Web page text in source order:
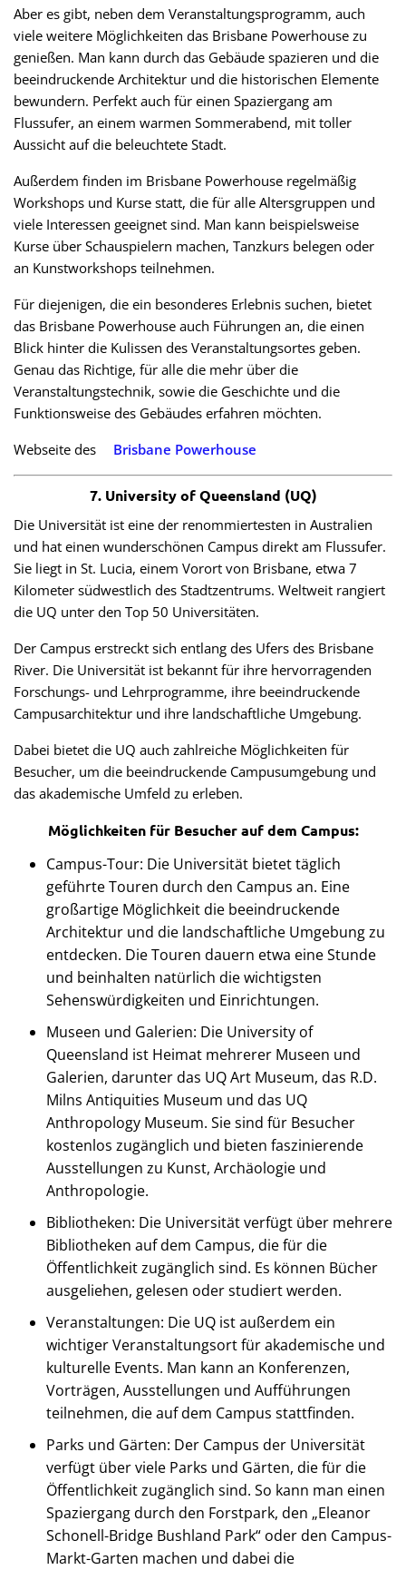
Aber es gibt, neben dem Veranstaltungsprogramm, auch
viele weitere Möglichkeiten das Brisbane Powerhouse zu
genießen. Man kann durch das Gebäude spazieren und die
beeindruckende Architektur und die historischen Elemente
bewundern. Perfekt auch für einen Spaziergang am
Flussufer, an einem warmen Sommerabend, mit toller
Aussicht auf die beleuchtete Stadt.
Außerdem finden im Brisbane Powerhouse regelmäßig
Workshops und Kurse statt, die für alle Altersgruppen und
viele Interessen geeignet sind. Man kann beispielsweise
Kurse über Schauspielern machen, Tanzkurs belegen oder
an Kunstworkshops teilnehmen.
Für diejenigen, die ein besonderes Erlebnis suchen, bietet
das Brisbane Powerhouse auch Führungen an, die einen
Blick hinter die Kulissen des Veranstaltungsortes geben.
Genau das Richtige, für alle die mehr über die
Veranstaltungstechnik, sowie die Geschichte und die
Funktionsweise des Gebäudes erfahren möchten.
Webseite des
Brisbane Powerhouse
7. University of Queensland (UQ)
Die Universität ist eine der renommiertesten in Australien
und hat einen wunderschönen Campus direkt am Flussufer.
Sie liegt in St. Lucia, einem Vorort von Brisbane, etwa 7
Kilometer südwestlich des Stadtzentrums. Weltweit rangiert
die UQ unter den Top 50 Universitäten.
Der Campus erstreckt sich entlang des Ufers des Brisbane
River. Die Universität ist bekannt für ihre hervorragenden
Forschungs- und Lehrprogramme, ihre beeindruckende
Campusarchitektur und ihre landschaftliche Umgebung.
Dabei bietet die UQ auch zahlreiche Möglichkeiten für
Besucher, um die beeindruckende Campusumgebung und
das akademische Umfeld zu erleben.
Möglichkeiten für Besucher auf dem Campus:
Campus-Tour: Die Universität bietet täglich
geführte Touren durch den Campus an. Eine
großartige Möglichkeit die beeindruckende
Architektur und die landschaftliche Umgebung zu
entdecken. Die Touren dauern etwa eine Stunde
und beinhalten natürlich die wichtigsten
Sehenswürdigkeiten und Einrichtungen.
Museen und Galerien: Die University of
Queensland ist Heimat mehrerer Museen und
Galerien, darunter das UQ Art Museum, das R.D.
Milns Antiquities Museum und das UQ
Anthropology Museum. Sie sind für Besucher
kostenlos zugänglich und bieten faszinierende
Ausstellungen zu Kunst, Archäologie und
Anthropologie.
Bibliotheken: Die Universität verfügt über mehrere
Bibliotheken auf dem Campus, die für die
Öffentlichkeit zugänglich sind. Es können Bücher
ausgeliehen, gelesen oder studiert werden.
Veranstaltungen: Die UQ ist außerdem ein
wichtiger Veranstaltungsort für akademische und
kulturelle Events. Man kann an Konferenzen,
Vorträgen, Ausstellungen und Aufführungen
teilnehmen, die auf dem Campus stattfinden.
Parks und Gärten: Der Campus der Universität
verfügt über viele Parks und Gärten, die für die
Öffentlichkeit zugänglich sind. So kann man einen
Spaziergang durch den Forstpark, den „Eleanor
Schonell-Bridge Bushland Park“ oder den Campus-
Markt-Garten machen und dabei die